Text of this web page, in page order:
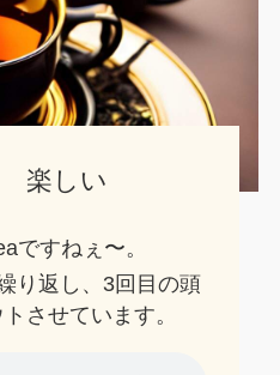
楽しい
ですねぇ〜。
り返し、3回目の頭
させています。